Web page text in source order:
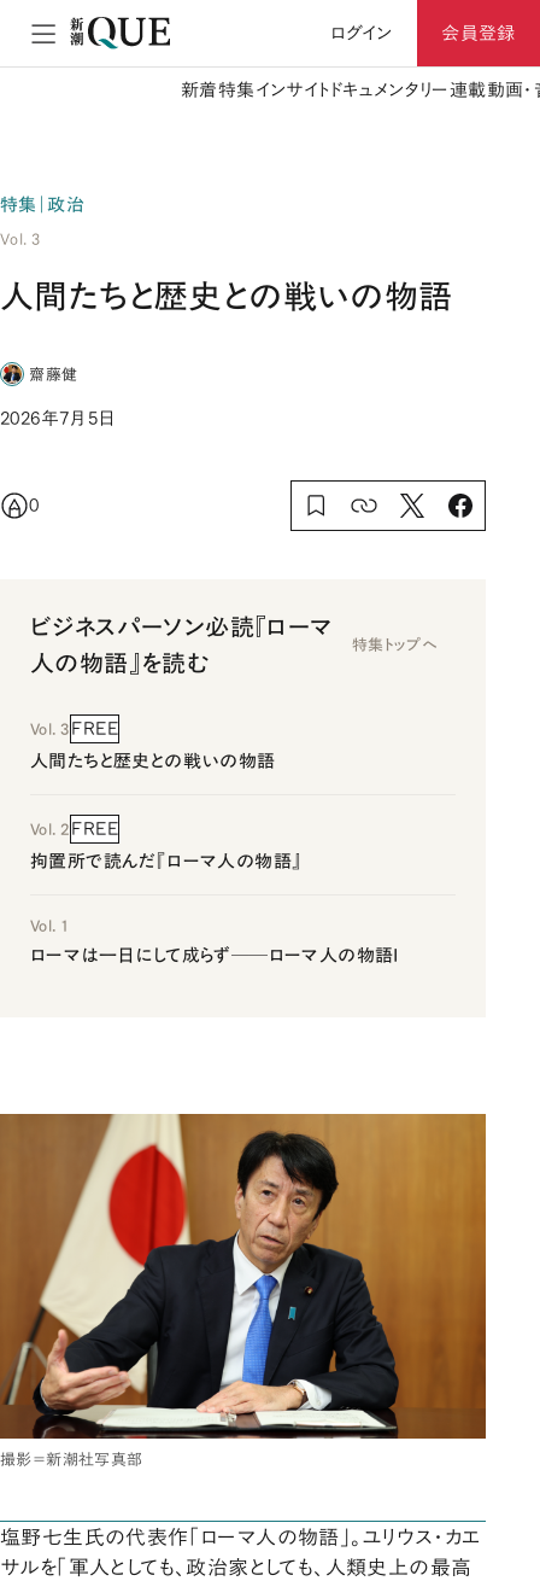
ログイン 会員登録
新着特集 インサイト ドキュメンタリー 連載動画
特集｜政治
Vol. 3
人間たちと歴史との戦いの物語
齋藤健
2026年7月5日
0
ビジネスパーソン必読『ローマ
人の物語』を読む
特集トップへ
Vol. 3 FREE
人間たちと歴史との戦いの物語
Vol. 2 FREE
拘置所で読んだ『ローマ人の物語』
Vol. 1
ローマは一日にして成らず──ローマ人の物語I
撮影＝新潮社写真部
塩野七生氏の代表作「ローマ人の物語」。ユリウス・カエ
サルを「軍人としても、政治家としても、人類史上の最高